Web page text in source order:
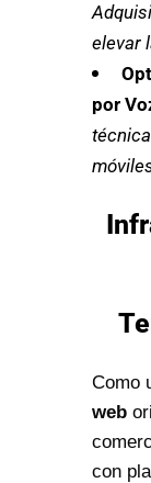
elevar
por
Como
web
con